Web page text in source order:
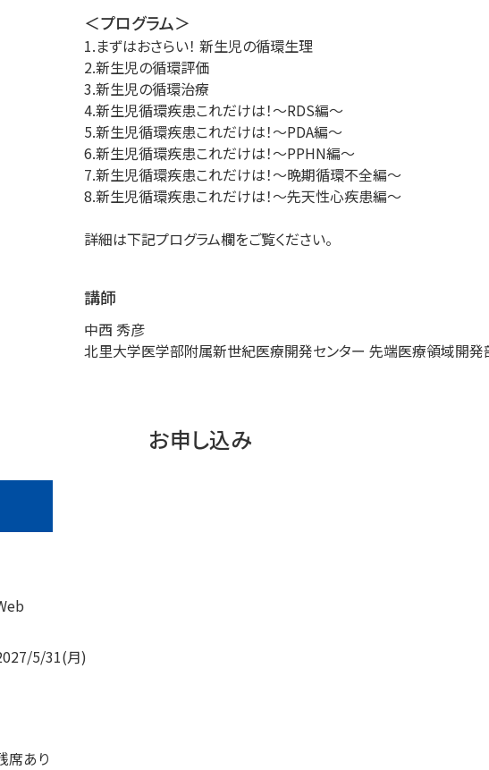
＜プログラム＞
1.まずはおさらい！ 新生児の循環生理
2.新生児の循環評価
3.新生児の循環治療
4.新生児循環疾患これだけは！～RDS編～
5.新生児循環疾患これだけは！～PDA編～
6.新生児循環疾患これだけは！～PPHN編～
7.新生児循環疾患これだけは！～晩期循環不全編～
8.新生児循環疾患これだけは！～先天性心疾患編～
詳細は下記プログラム欄をご覧ください。
講師
中西 秀彦
北里大学医学部附属新世紀医療開発センター 先端医療領域開
お申し込み
5/31(月)
席あり